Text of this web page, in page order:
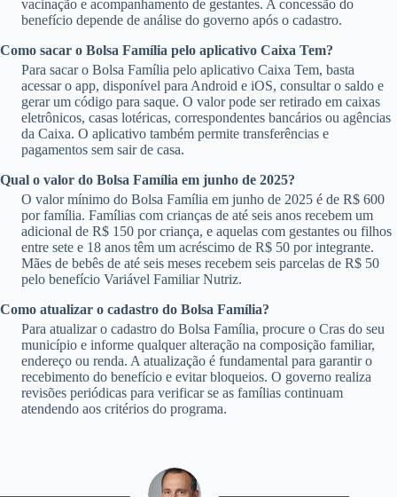
vacinação e acompanhamento de gestantes. A concessão do
benefício depende de análise do governo após o cadastro.
Como sacar o Bolsa Família pelo aplicativo Caixa Tem?
Para sacar o Bolsa Família pelo aplicativo Caixa Tem, basta
acessar o app, disponível para Android e iOS, consultar o saldo e
gerar um código para saque. O valor pode ser retirado em caixas
eletrônicos, casas lotéricas, correspondentes bancários ou agências
da Caixa. O aplicativo também permite transferências e
pagamentos sem sair de casa.
Qual o valor do Bolsa Família em junho de 2025?
O valor mínimo do Bolsa Família em junho de 2025 é de R$ 600
por família. Famílias com crianças de até seis anos recebem um
adicional de R$ 150 por criança, e aquelas com gestantes ou filhos
entre sete e 18 anos têm um acréscimo de R$ 50 por integrante.
Mães de bebês de até seis meses recebem seis parcelas de R$ 50
pelo benefício Variável Familiar Nutriz.
Como atualizar o cadastro do Bolsa Família?
Para atualizar o cadastro do Bolsa Família, procure o Cras do seu
município e informe qualquer alteração na composição familiar,
endereço ou renda. A atualização é fundamental para garantir o
recebimento do benefício e evitar bloqueios. O governo realiza
revisões periódicas para verificar se as famílias continuam
atendendo aos critérios do programa.